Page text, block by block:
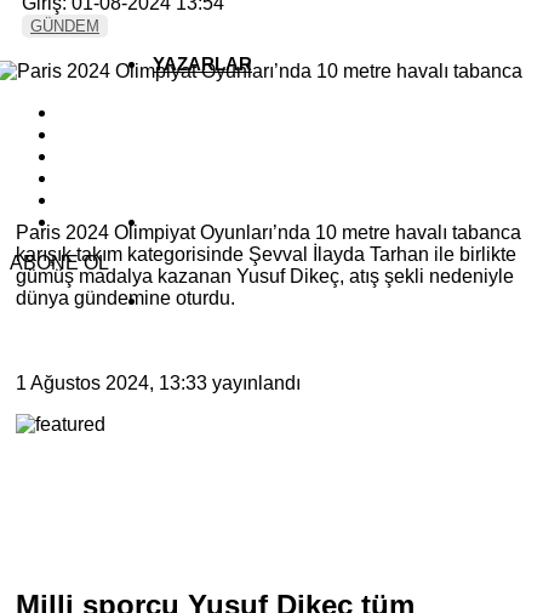
YAZARLAR
GÜNDEM
ABONE OL
Paris 2024 Olimpiyat Oyunları’nda 10 metre havalı tabanca
karışık takım kategorisinde Şevval İlayda Tarhan ile birlikte
gümüş madalya kazanan Yusuf Dikeç, atış şekli nedeniyle
dünya gündemine oturdu.
1 Ağustos 2024, 13:33 yayınlandı
Milli sporcu Yusuf Dikeç tüm